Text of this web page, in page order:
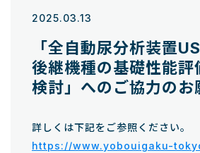
2025.03.13
「全自動尿分析装置
後継機種の基礎性能評
検討」へのご協力のお
詳しくは下記をご参照ください。
https://www.yobouigaku-